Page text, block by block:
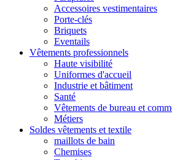
Accessoires vestimentaires
Porte-clés
Briquets
Eventails
Vêtements professionnels
Haute visibilité
Uniformes d'accueil
Industrie et bâtiment
Santé
Vêtements de bureau et
Métiers
Soldes vêtements et textile
maillots de bain
Chemises